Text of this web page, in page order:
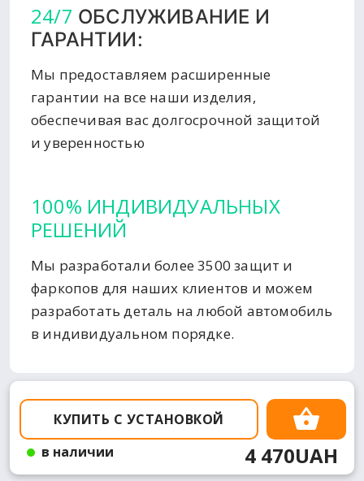
24/7 ОБСЛУЖИВАНИЕ И
ГАРАНТИИ:
Мы предоставляем расширенные
гарантии на все наши изделия,
обеспечивая вас долгосрочной защитой
и уверенностью
100% ИНДИВИДУАЛЬНЫХ
РЕШЕНИЙ
Мы разработали более 3500 защит и
фаркопов для наших клиентов и можем
разработать деталь на любой автомобиль
в индивидуальном порядке.
КУПИТЬ С УСТАНОВКОЙ
в наличии
4 470UAH